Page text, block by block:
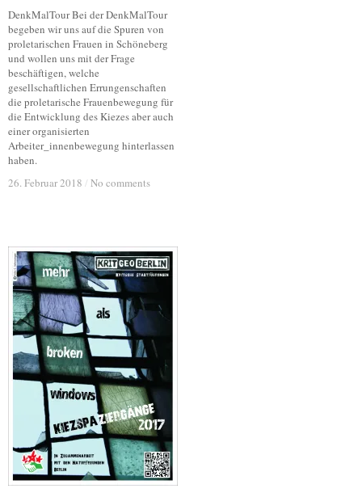
DenkMalTour Bei der DenkMalTour
begeben wir uns auf die Spuren von
proletarischen Frauen in Schöneberg
und wollen uns mit der Frage
beschäftigen, welche
gesellschaftlichen Errungenschaften
die proletarische Frauenbewegung für
die Entwicklung des Kiezes aber auch
einer organisierten
Arbeiter_innenbewegung hinterlassen
haben.
26. Februar 2018 / No comments
26. Februar 2018 / No comments